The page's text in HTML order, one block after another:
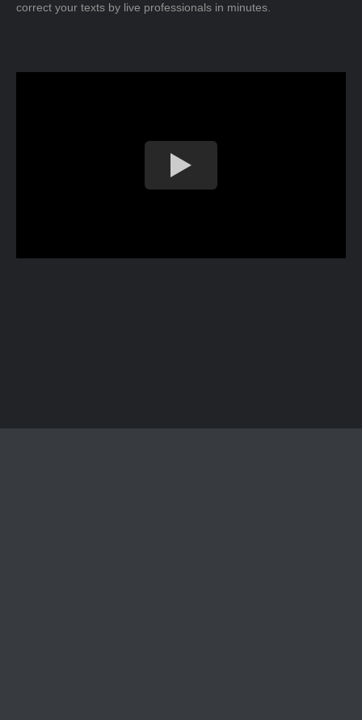
correct your texts by live professionals in minutes.